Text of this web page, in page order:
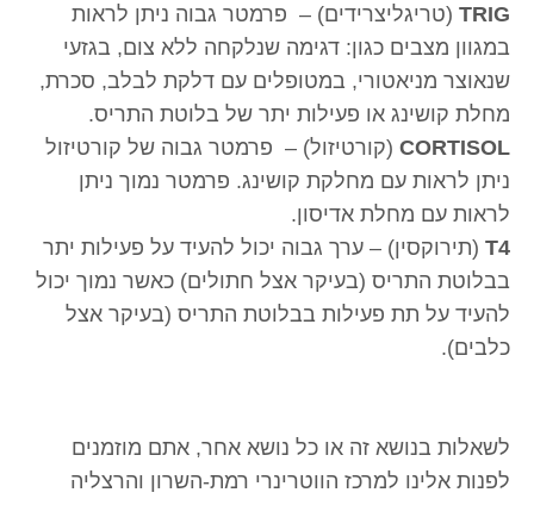
TRIG (טריגליצרידים) – פרמטר גבוה ניתן לראות
במגוון מצבים כגון: דגימה שנלקחה ללא צום, בגזעי
שנאוצר מניאטורי, במטופלים עם דלקת לבלב, סכרת,
מחלת קושינג או פעילות יתר של בלוטת התריס.
CORTISOL (קורטיזול) – פרמטר גבוה של קורטיזול
ניתן לראות עם מחלקת קושינג. פרמטר נמוך ניתן
לראות עם מחלת אדיסון.
T4 (תירוקסין) – ערך גבוה יכול להעיד על פעילות יתר
בבלוטת התריס (בעיקר אצל חתולים) כאשר נמוך יכול
להעיד על תת פעילות בבלוטת התריס (בעיקר אצל
כלבים).
לשאלות בנושא זה או כל נושא אחר, אתם מוזמנים
לפנות אלינו למרכז הווטרינרי רמת-השרון והרצליה